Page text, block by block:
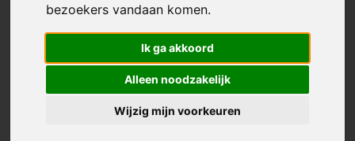
bezoekers vandaan komen.
Ik ga akkoord
Alleen noodzakelijk
Wijzig mijn voorkeuren